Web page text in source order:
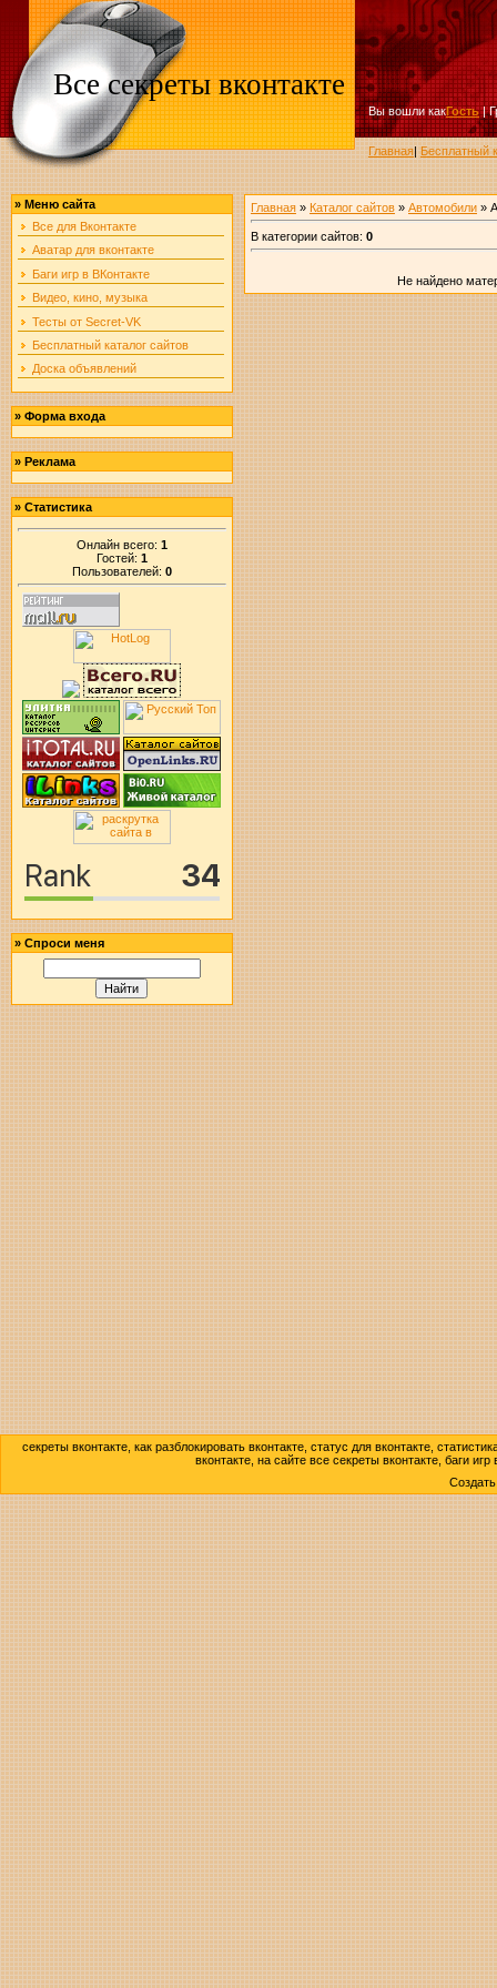
Все секреты вконтакте
Вы вошли какГость|
Главная|Бесплатный
» Меню сайта
Все для Вконтакте
Аватар для вконтакте
Баги игр в ВКонтакте
Видео, кино, музыка
Тесты от Secret-VK
Бесплатный каталог сайтов
Доска объявлений
» Форма входа
» Реклама
» Статистика
Онлайн всего: 1
Гостей: 1
Пользователей: 0
» Спроси меня
Главная» Каталог сайтов» Автомобили»
В категории сайтов: 0
Не найдено
секреты вконтакте, как разблокировать вконтакте, статус для вконтакте,
вконтакте, на сайте все секреты вконтакте, баги